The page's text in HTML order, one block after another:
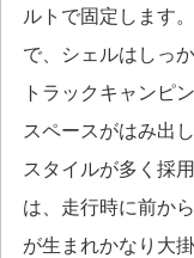
ルトで固定します
で、シェルはしっ
トラックキャンピ
スペースがはみ出
スタイルが多く採
は、走行時に前か
が生まれかなり大